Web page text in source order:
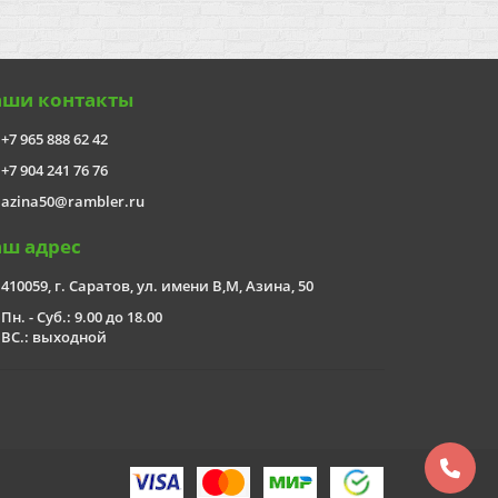
контакты
+7 965 888 62 42
+7 904 241 76 76
azina50@rambler.ru
адрес
410059, г. Саратов, ул. имени В,М, Азина, 50
Пн. - Суб.: 9.00 до 18.00
ВС.: выходной